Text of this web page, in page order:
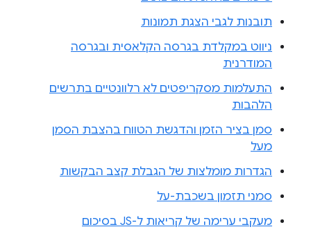
תובנות לגבי הצגת תמונות
ניווט במקלדת בגרסה הקלאסית ובגרסה
המודרנית
התעלמות מסקריפטים לא רלוונטיים בתרשים
הלהבות
סמן בציר הזמן והדגשת הטווח בהצבת הסמן
מעל
הגדרות מומלצות של הגבלת קצב הבקשות
סמני תזמון בשכבת-על
מעקבי ערימה של קריאות ל-JS בסיכום